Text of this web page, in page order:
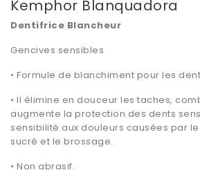
Kemphor Blanquadora
Dentifrice Blancheur
Gencives sensibles
• Formule de blanchiment pour les
• Il élimine en douceur les taches,
augmente la protection des dents
sensibilité aux douleurs causées par
sucré et le brossage.
• Non abrasif.